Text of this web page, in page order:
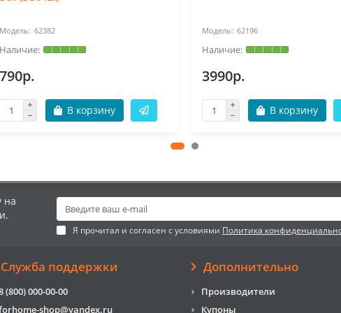
62382
790р.
В корзину
62196
3990р.
В корзину
на
Я прочитал и согласен с условиями Политика
Служба поддержки
(800) 000-00-00
shop@yandex.ru
Дополнительно
Производители
Купоны